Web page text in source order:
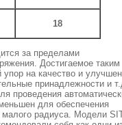
18
за пределами
Достигаемое таким
на качество и
принадлежности и
проведения
для обеспечения
малого радиуса. Модели